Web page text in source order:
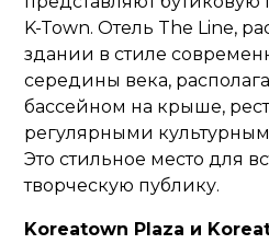
K-Town. Отель The Line,
здании в стиле
середины века,
бассейном на крыше,
регулярными
Это стильное место для
творческую публику.
Koreatown Plaza и